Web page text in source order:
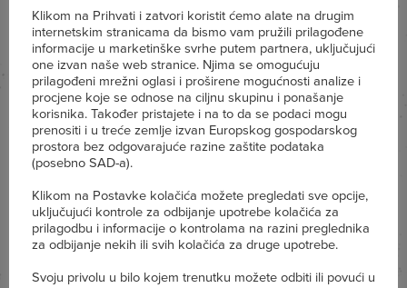
od kojih zasićene
masne kiseline
14,6 g
Ugljikohidrati
4,0 g
od kojih šećeri
4,0 g
Bjelančevine
Klikom na Prihvati i zatvori koristit ćemo alate na drugim
internetskim stranicama da bismo vam pružili prilagođene
informacije u marketinške svrhe putem partnera, uključujući
one izvan naše web stranice. Njima se omogućuju
prilagođeni mrežni oglasi i proširene mogućnosti analize i
procjene koje se odnose na ciljnu skupinu i ponašanje
korisnika. Također pristajete i na to da se podaci mogu
prenositi i u treće zemlje izvan Europskog gospodarskog
prostora bez odgovarajuće razine zaštite podataka
(posebno SAD-a).
Klikom na Postavke kolačića možete pregledati sve opcije,
uključujući kontrole za odbijanje upotrebe kolačića za
prilagodbu i informacije o kontrolama na razini preglednika
za odbijanje nekih ili svih kolačića za druge upotrebe.
Svoju privolu u bilo kojem trenutku možete odbiti ili povući u